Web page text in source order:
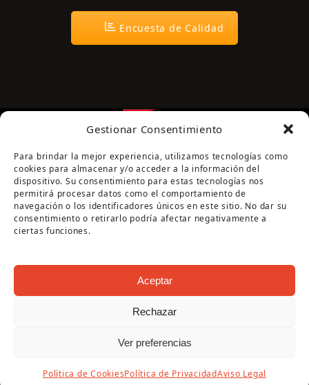
Gestionar Consentimiento
Para brindar la mejor experiencia, utilizamos tecnologías como
cookies para almacenar y/o acceder a la información del
dispositivo. Su consentimiento para estas tecnologías nos
permitirá procesar datos como el comportamiento de
navegación o los identificadores únicos en este sitio. No dar su
consentimiento o retirarlo podría afectar negativamente a
ciertas funciones.
Aceptar
Rechazar
Ver preferencias
Política de CookiesPolítica de PrivacidadAviso Legal
Encuesta de Calidad
Página cofinanciada por la Diputación de Córdoba
Copyright Oficina de Turismo - Ayuntamiento de
Aviso Legal| Política de Privacidad | Política de